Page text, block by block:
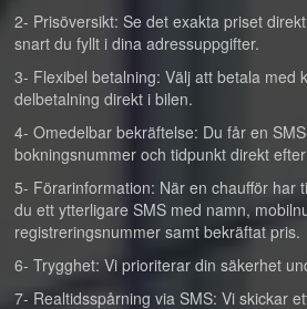
2- Prisöversikt: Se det exakta priset
snart du fyllt i dina adressuppgifter.
3- Flexibel betalning: Välj att betala med
delbetalning direkt i bilen.
4- Omedelbar bekräftelse: Du får en
bokningsnummer och tidpunkt direkt
5- Förarinformation: När en chaufför har
du ett ytterligare SMS med namn,
registreringsnummer samt bekräftat pris.
6- Trygghet: Vi prioriterar din säkerhet
7- Realtidsspårning via SMS: Vi skickar